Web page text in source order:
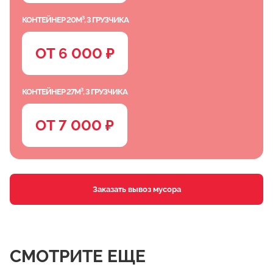
КОНТЕЙНЕР 20М³, 3 ГРУЗЧИКА
ОТ 6 000 ₽
КОНТЕЙНЕР 27М³, 3 ГРУЗЧИКА
ОТ 7 000 ₽
Заказать вывоз мусора
СМОТРИТЕ ЕЩЕ